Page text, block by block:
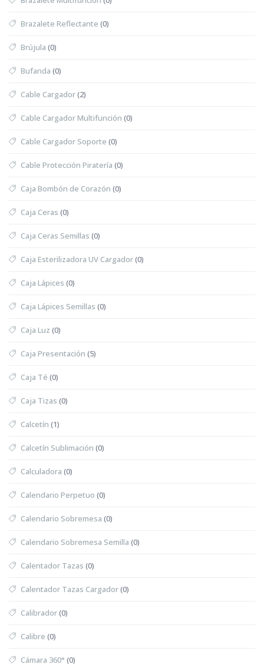
Brazalete Reflectante (0)
Brújula (0)
Bufanda (0)
Cable Cargador(2)
Cable Cargador Multifunción (0)
Cable Cargador Soporte (0)
Cable Protección Piratería (0)
Caja Bombón de Corazón (0)
Caja Ceras (0)
Caja Ceras Semillas (0)
Caja Esterilizadora UV Cargador(0)
Caja Lápices (0)
Caja Lápices Semillas (0)
Caja Luz (0)
Caja Presentación (5)
Caja Té (0)
Caja Tizas (0)
Calcetín (1)
Calcetín Sublimación (0)
Calculadora (0)
Calendario Perpetuo (0)
Calendario Sobremesa (0)
Calendario Sobremesa Semilla (0)
Calentador Tazas (0)
Calentador Tazas Cargador(0)
Calibrador(0)
Calibre (0)
Cámara 360° (0)